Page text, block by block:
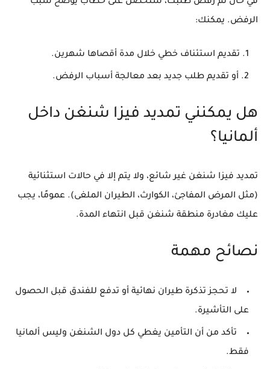
الرفض. يمكنك:
تقديم استئناف خطي خلال مدة أقصاها شهرين.
أو تقديم طلب جديد بعد معالجة أسباب الرفض.
هل يمكنني تمديد فيزا شنغن داخل
ألمانيا؟
تمديد فيزا شنغن غير شائع، ولا يتم إلا في حالات استثنائية
(مثل المرض المفاجئ، الكوارث، الطيران الملغى). عمومًا، يجب
عليك مغادرة منطقة شنغن قبل انتهاء المدة.
نصائح مهمة
لا تحجز تذكرة طيران نهائية أو تدفع للفندق قبل الحصول
على التأشيرة.
تأكد من أن التأمين يغطي كل دول الشنغن وليس ألمانيا
فقط.